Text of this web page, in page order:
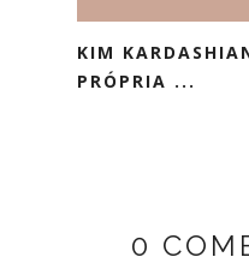
KIM
PRÓPRIA ...
0